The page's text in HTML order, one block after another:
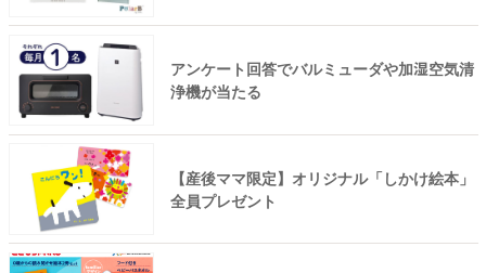
アンケート回答でバルミューダや加湿空気清
浄機が当たる
【産後ママ限定】オリジナル「しかけ絵本」
全員プレゼント